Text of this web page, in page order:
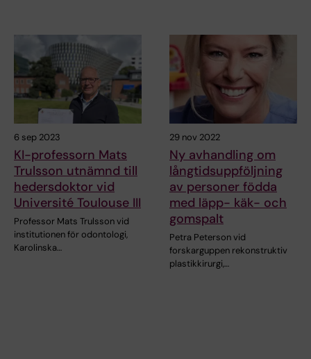
6 sep 2023
KI-professorn Mats
Trulsson utnämnd till
hedersdoktor vid
Université Toulouse III
Professor Mats Trulsson vid
institutionen för odontologi,
Karolinska…
29 nov 2022
Ny avhandling om
långtidsuppföljning
av personer födda
med läpp- käk- och
gomspalt
Petra Peterson vid
forskarguppen rekonstruktiv
plastikkirurgi,…